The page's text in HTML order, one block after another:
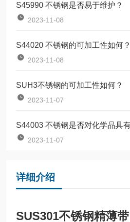
S45990 不锈钢是否易于维护？
2023-11-08
S44020 不锈钢的可加工性如何？
2023-11-08
SUH3不锈钢的可加工性如何？
2023-11-07
S44003 不锈钢是否对化学品具
2023-11-07
详细介绍
SUS301不锈钢精薄带